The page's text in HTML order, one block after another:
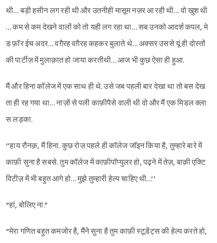
थी… बड़ी हसीन लग रही थी और उतनीही मासूम नज़र आ रही थी… वो खुश थी
… कम से कम देखने वालों को तो यही लग रहा था… सब उनको आदर्श कपल, मे
ड फ़ॉर ईच अदर… वग़ैरह वग़ैरह कहकर बुलाते थे… अक्सर उससे यूं ही दोस्तों
की पार्टीज़ में मुलाक़ात हो जाया करतीथी… आज भी कुछ ऐसा ही हुआ.
मैं और हिना कॉलेज में एक साथ ही थे. उसे जब पहली बार देखा था तो बस देख
ता ही रह गया था… नाज़ों से पली काफ़ीपैसे वाली थी वो और मैं एक मिडल क्ला
स लड़का.
‘’हाय रौनक़, मैं हिना. कुछ रोज़ पहले ही कॉलेज जॉइन किया है, तुम्हारे बारे में
काफ़ी सुना है सबसे. तुम कॉलेज में काफ़ीपॉप्युलर हो, पढ़ने में तेज़, बाक़ी एक्टि
विटीज़ में भी बहुत आगे हो… मुझे तुम्हारी हेल्प चाहिए थी…’’
“हां, बोलिए ना.”
“मेरा गणित बहुत कमजोर है, मैंने सुना है तुम काफ़ी स्टूडेंट्स की हेल्प करते हो,